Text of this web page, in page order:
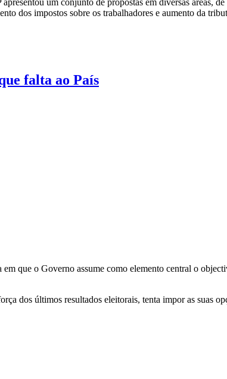
dos impostos sobre os trabalhadores e aumento da
falta ao País
que o Governo assume como elemento central o
dos últimos resultados eleitorais, tenta impor as suas